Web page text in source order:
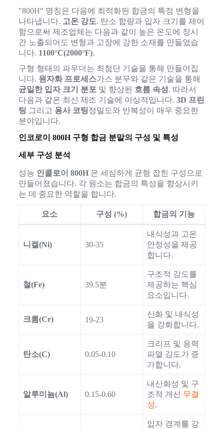
"800H" 명칭은 다음에 최적화된 합금의 특정 변형을
나타냅니다. 고온 강도. 탄소 함량과 입자 크기를 제어
함으로써 제조업체는 다음과 같이 높은 온도에 장시
간 노출되어도 변형과 고장에 강한 소재를 만들었습
니다. 1100°C(2000°F).
구형 형태의 파우더는 최첨단 기술을 통해 만들어집
니다. 원자화 프로세스가스 분무와 같은 기술을 통해
균일한 입자 크기 분포 및 향상된 흐름 속성. 따라서
다음과 같은 최신 제조 기술에 이상적입니다. 3D 프린
팅 그리고 용사 코팅정밀도와 반복성이 매우 중요한
분야입니다.
인코로이 800H 구형 합금 분말의 구성 및 특성
세부 구성 분석
성능 인콜로이 800H은 세심하게 균형 잡힌 구성으로
만들어졌습니다. 각 원소는 합금의 특성을 향상시키
는 데 중요한 역할을 합니다.
요소 구성 (%) 합금의 기능
니켈(Ni) 30-35
내식성과 고온
안정성을 제공
합니다.
철(Fe) 39.5분
구조적 강도를
제공하는 핵심
요소입니다.
크롬(Cr) 19-23
산화 및 내식성
을 강화합니다.
탄소(C) 0.05-0.10
크리프 및 응력
파열 강도가 증
가합니다.
알루미늄(Al) 0.15-0.60
내산화성 및 구
조적 개선 무결
성.
입자 경계를 강